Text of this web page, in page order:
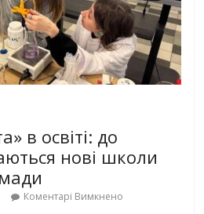
в освіті: до
нові школи
Коментарі Вимкнено